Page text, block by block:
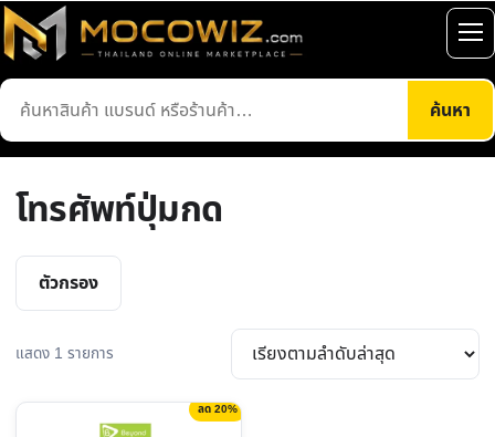
ข้าม
ไป
เนื้อหา
ค้นหา
สินค้า
ค้นหา
เปิ
เม
โทรศัพท์ปุ่มกด
ตัวกรอง
แสดง 1 รายการ
ลด 20%